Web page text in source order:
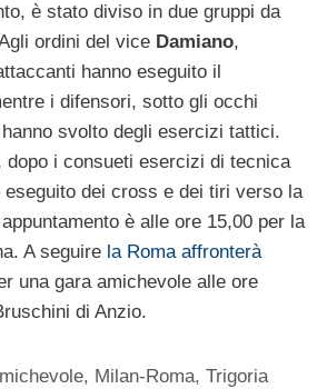
è stato diviso in due gruppi da
ordini del vice Damiano,
hanno eseguito il
i difensori, sotto gli occhi
svolto degli esercizi tattici.
dopo i consueti esercizi di tecnica
eseguito dei cross e dei tiri verso la
è alle ore 15,00 per la
A seguire la Roma affronterà
una gara amichevole alle ore
di Anzio.
, Milan-Roma,Trigoria